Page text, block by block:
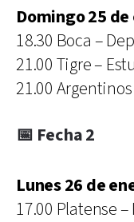
Domingo 25
18.30 Boca –
21.00 Tigre –
21.00
📅 Fecha 2
Lunes 26 de
17.00 Platense